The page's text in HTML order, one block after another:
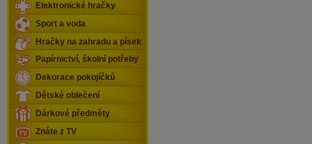
Elektronické hračky
Sport a voda
Hračky na zahradu a písek
Papírnictví, školní potřeby
Dekorace pokojíčků
Dětské oblečení
Dárkové předměty
Znáte z TV